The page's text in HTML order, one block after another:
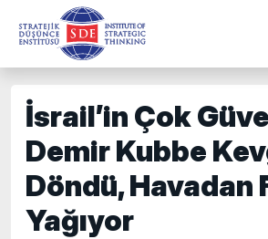
İsrail’in Çok
Demir Kubbe
Döndü, Havadan
Yağıyor